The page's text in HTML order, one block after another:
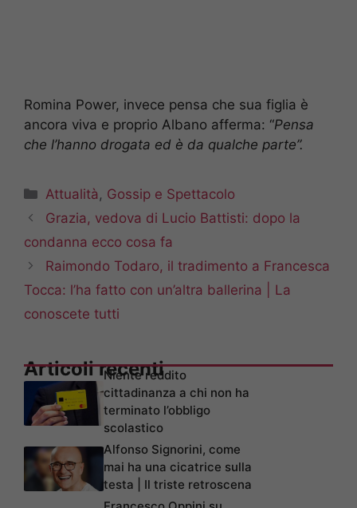
Romina Power, invece pensa che sua figlia è
ancora viva e proprio Albano afferma: “Pensa
che l’hanno drogata ed è da qualche parte”.
Categorie
Attualità , Gossip e Spettacolo
Grazia, vedova di Lucio Battisti: dopo la
condanna ecco cosa fa
Raimondo Todaro, il tradimento a Francesca
Tocca: l’ha fatto con un’altra ballerina | La
conoscete tutti
Articoli recenti
Niente reddito
cittadinanza a chi non ha
terminato l’obbligo
scolastico
Alfonso Signorini, come
mai ha una cicatrice sulla
testa | Il triste retroscena